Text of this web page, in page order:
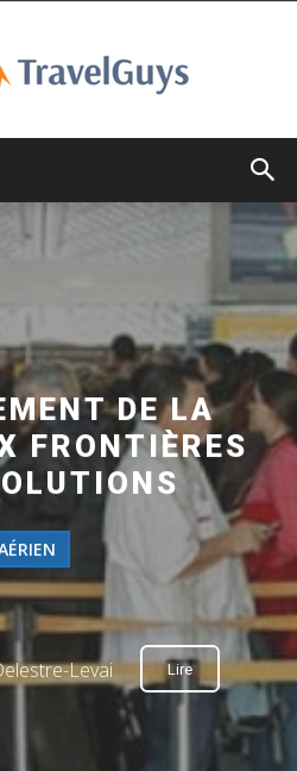
DE LA
FRONTIÈRES
Levai Lire